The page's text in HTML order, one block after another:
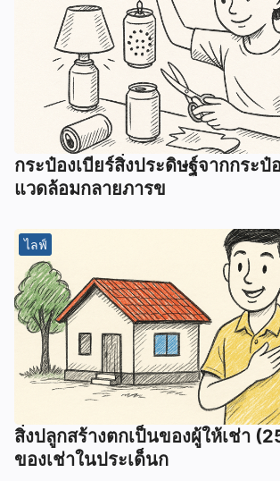
กระป๋องเบียร์สิ่งประดิษฐ์จากกระ
แวดล้อมกลายภารข
ไลฟ์
สิ่งปลูกสร้างตกเป็นของผู้ให้เช่า
ของเช่าในประเด็นก